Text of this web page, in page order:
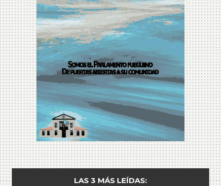
LAS 3 MÁS LEÍDAS: